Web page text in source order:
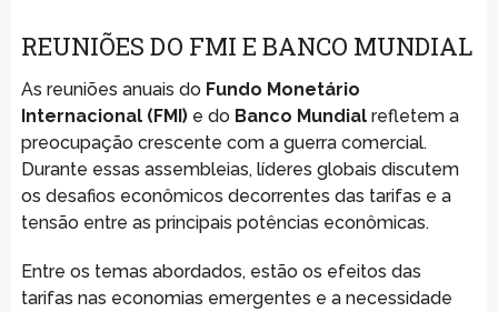
REUNIÕES DO FMI E BANCO MUNDIAL
As reuniões anuais do Fundo Monetário
Internacional (FMI)e do Banco Mundialrefletem a
preocupação crescente com a guerra comercial.
Durante essas assembleias, líderes globais discutem
os desafios econômicos decorrentes das tarifas e a
tensão entre as principais potências econômicas.
Entre os temas abordados, estão os efeitos das
tarifas nas economias emergentes e a necessidade